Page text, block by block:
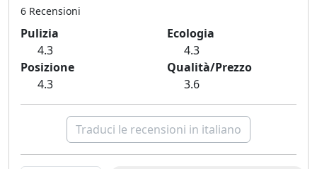
6 Recensioni
Pulizia
4.3
Ecologia
4.3
Posizione
4.3
Qualità/Prezzo
3.6
Traduci le recensioni in italiano